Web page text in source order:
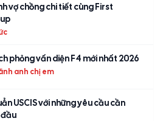
vợ chồng chi tiết cùng First
phỏng vấn diện F4 mới nhất 2026
anh chị em
USCIS với những yêu cầu cần